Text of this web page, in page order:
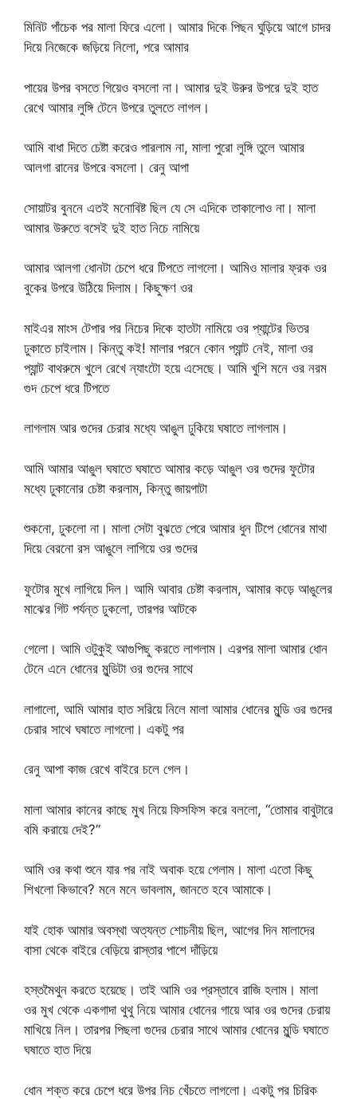
মিনিট পাঁচেক পর মালা ফিরে এলো। আমার দিকে পিছন ঘুড়িয়ে আগে চাদর
দিয়ে নিজেকে জড়িয়ে নিলো, পরে আমার
পায়ের উপর বসতে গিয়েও বসলো না। আমার দুই উরুর উপরে দুই হাত
রেখে আমার লুঙ্গি টেনে উপরে তুলতে লাগল।
আমি বাধা দিতে চেষ্টা করেও পারলাম না, মালা পুরো লুঙ্গি তুলে আমার
আলগা রানের উপরে বসলো। রেনু আপা
সোয়াটর বুননে এতই মনোবিষ্ট ছিল যে সে এদিকে তাকালোও না। মালা
আমার উরুতে বসেই দুই হাত নিচে নামিয়ে
আমার আলগা ধোনটা চেপে ধরে টিপতে লাগলো। আমিও মালার ফ্রক ওর
বুকের উপরে উঠিয়ে দিলাম। কিছুক্ষণ ওর
মাইএর মাংস টেপার পর নিচের দিকে হাতটা নামিয়ে ওর প্যান্টের ভিতর
ঢুকাতে চাইলাম। কিন্তু কই! মালার পরনে কোন প্যান্ট নেই, মালা ওর
প্যান্ট বাথরুমে খুলে রেখে ন্যাংটো হয়ে এসেছে। আমি খুশি মনে ওর নরম
গুদ চেপে ধরে টিপতে
লাগলাম আর গুদের চেরার মধ্যে আঙুল ঢুকিয়ে ঘষাতে লাগলাম।
আমি আমার আঙুল ঘষাতে ঘষাতে আমার কড়ে আঙুল ওর গুদের ফুটোর
মধ্যে ঢুকানোর চেষ্টা করলাম, কিন্তু জায়গাটা
শুকনো, ঢুকলো না। মালা সেটা বুঝতে পেরে আমার ধুন টিপে ধোনের মাথা
দিয়ে বেরনো রস আঙুলে লাগিয়ে ওর গুদের
ফুটোর মুখে লাগিয়ে দিল। আমি আবার চেষ্টা করলাম, আমার কড়ে আঙুলের
মাঝের গিট পর্যন্ত ঢুকলো, তারপর আটকে
গেলো। আমি ওটুকুই আগুপিছু করতে লাগলাম। এরপর মালা আমার ধোন
টেনে এনে ধোনের মুন্ডিটা ওর গুদের সাথে
লাগালো, আমি আমার হাত সরিয়ে নিলে মালা আমার ধোনের মুন্ডি ওর গুদের
চেরার সাথে ঘষাতে লাগলো। একটু পর
রেনু আপা কাজ রেখে বাইরে চলে গেল।
মালা আমার কানের কাছে মুখ নিয়ে ফিসফিস করে বললো, “তোমার বাবুটারে
বমি করায়ে দেই?”
আমি ওর কথা শুনে যার পর নাই অবাক হয়ে গেলাম। মালা এতো কিছু
শিখলো কিভাবে? মনে মনে ভাবলাম, জানতে হবে আমাকে।
যাই হোক আমার অবস্থা অত্যন্ত শোচনীয় ছিল, আগের দিন মালাদের
বাসা থেকে বাইরে বেড়িয়ে রাস্তার পাশে দাঁড়িয়ে
হস্তমৈথুন করতে হয়েছে। তাই আমি ওর প্রস্তাবে রাজি হলাম। মালা
ওর মুখ থেকে একগাদা থুথু নিয়ে আমার ধোনের গায়ে আর ওর গুদের চেরায়
মাখিয়ে নিল। তারপর পিছলা গুদের চেরার সাথে আমার ধোনের মুন্ডি ঘষাতে
ঘষাতে হাত দিয়ে
ধোন শক্ত করে চেপে ধরে উপর নিচ খেঁচতে লাগলো। একটু পর চিরিক